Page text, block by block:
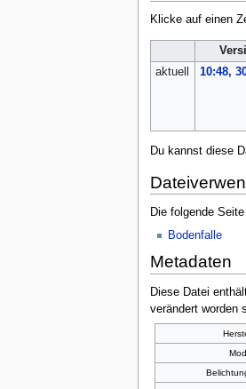
Klicke auf einen
aktuell
10:48,
Du kannst diese
Die folgende
Bodenfalle
Metadaten
Diese Datei
verändert worden